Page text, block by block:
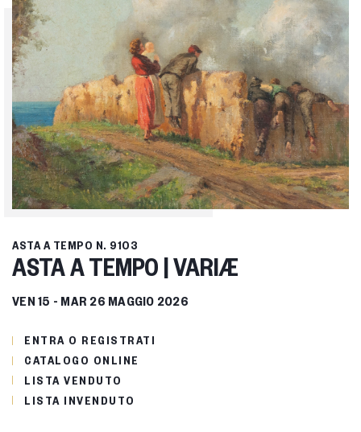
ASTA A TEMPO N. 9103
ASTA A TEMPO | VARIÆ
VEN15 - MAR 26 MAGGIO 2026
ENTRA O REGISTRATI
CATALOGO ONLINE
LISTA VENDUTO
LISTA INVENDUTO